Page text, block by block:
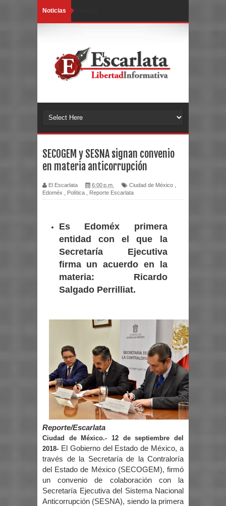
Noticias
SECOGEM y SESNA signan convenio
en materia anticorrupción
El Escarlata 6:00 p.m. Ciudad de México
Edoméx
Política Reporte Escarlata
Es Edoméx primera
entidad con el que la
Secretaría Ejecutiva
firma un acuerdo en la
materia: Ricardo
Salgado Perrilliat.
Reporte/Escarlata
Ciudad de México.- 12 de septiembre del
2018- El Gobierno del Estado de México, a
través de la Secretaría de la Contraloría
del Estado de México (SECOGEM), firmó
un convenio de colaboración con la
Secretaría Ejecutiva del Sistema Nacional
Anticorrupción (SESNA), siendo la primera